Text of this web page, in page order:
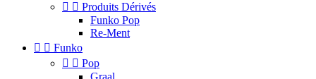
  Produits Dérivés
Funko Pop
Re-Ment
  Funko
  Pop
Graal